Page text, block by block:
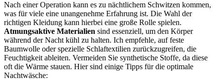
Nach⁤ einer Operation kann es zu nächtlichem Schwitzen kommen,​
was für⁤ viele eine ‍unangenehme Erfahrung ist. Die ‌Wahl der
richtigen Kleidung kann hierbei ​eine große Rolle spielen.
Atmungsaktive Materialien sind essenziell, um den ‌Körper
während der Nacht kühl zu halten. Ich empfehle, auf feste‌
Baumwolle oder spezielle Schlaftextilien zurückzugreifen, die​
Feuchtigkeit‍ ableiten.⁢ Vermeiden ⁢Sie synthetische Stoffe, da diese
oft die Wärme stauen. Hier sind einige ‍Tipps für die ‍optimale
Nachtwäsche: